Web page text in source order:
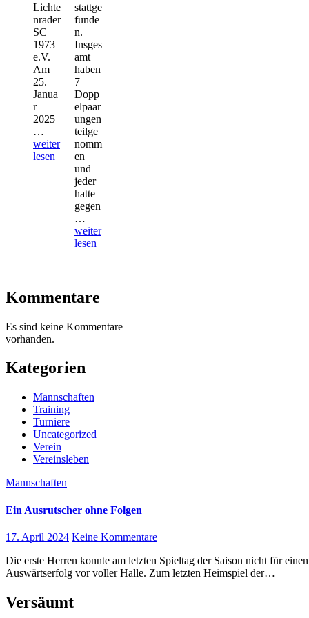
Lichte
nrader
SC
1973
e.V.
Am
25.
Janua
r
2025
…
Unsere
U13
gewinnt
Rückrundenspiel!
weiter
lesen
stattge
funde
n.
Insges
amt
haben
7
Dopp
elpaar
ungen
teilge
nomm
en
und
jeder
hatte
gegen
…
Dreiteiler
der
weiter
lesen
Kommentare
Es sind keine Kommentare
vorhanden.
Kategorien
Mannschaften
Training
Turniere
Uncategorized
Verein
Vereinsleben
Mannschaften
Ein Ausrutscher ohne Folgen
17. April 2024 Keine Kommentare
Die erste Herren konnte am letzten Spieltag der Saison nicht für einen Sieg sorgen, Hertha BSC IV überraschte wieder mit einem 6:4
Auswärtserfolg vor voller Halle. Zum letzten Heimspiel der…
Versäumt